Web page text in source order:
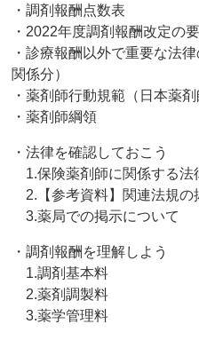
・調剤報酬点数表
・2022年度調剤報酬改定の
・診療報酬以外で重要な法
関係分）
・薬剤師行動規範（日本薬剤
・薬剤師綱領
・法律を確認しておこう
1.保険薬剤師に関係する法
2.【参考資料】関連法規の
3.薬局での掲示について
・調剤報酬を理解しよう
1.調剤基本料
2.薬剤調製料
3.薬学管理料